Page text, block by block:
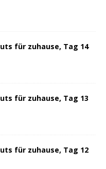
für zuhause, Tag 14
für zuhause, Tag 13
für zuhause, Tag 12